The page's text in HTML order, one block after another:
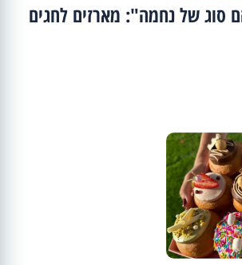
סוג של נחמה": מארזים לחגים